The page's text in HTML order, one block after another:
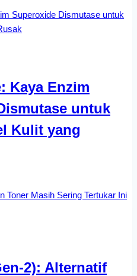
Kaya Enzim
untuk
Kulit yang
2): Alternatif